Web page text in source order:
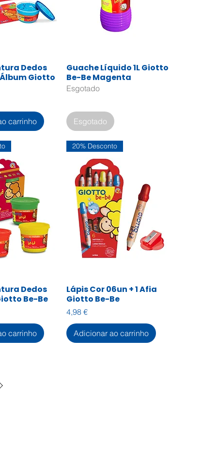
rápida
Dedos
Giotto
carrinho
Visualização rápida
Guache Líquido 1L Giotto
Be-Be Magenta
Esgotado
Esgotado
rápida
Dedos
Be-Be
carrinho
Visualização rápida
20% Desconto
Lápis Cor 06un + 1 Afia
Giotto Be-Be
Preço
4,98 €
Adicionar ao carrinho